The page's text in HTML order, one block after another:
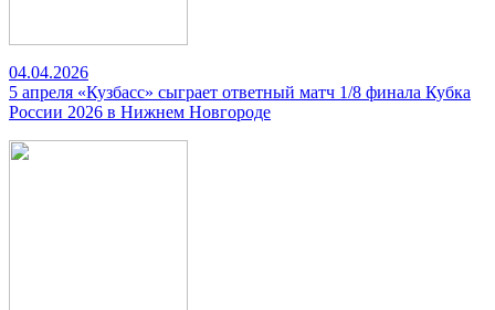
04.04.2026
5 апреля «Кузбасс» сыграет ответный матч 1/8 финала Кубка
России 2026 в Нижнем Новгороде